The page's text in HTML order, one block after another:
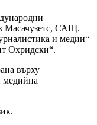
Масачузетс, САЩ.
и медии“
Охридски“.
върху
медийна